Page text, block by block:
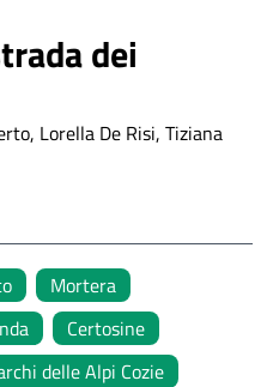
dei
Lorella De Risi, Tiziana
Mortera
Certosine
delle Alpi Cozie